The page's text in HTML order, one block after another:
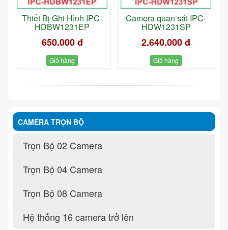
Thiết Bị Ghi Hình IPC-
HDBW1231EP
650.000 đ
Giỏ hàng
Camera quan sát IPC-
HDW1231SP
2.640.000 đ
Giỏ hàng
CAMERA TRỌN BỘ
Trọn Bộ 02 Camera
Trọn Bộ 04 Camera
Trọn Bộ 08 Camera
Hệ thống 16 camera trở lên